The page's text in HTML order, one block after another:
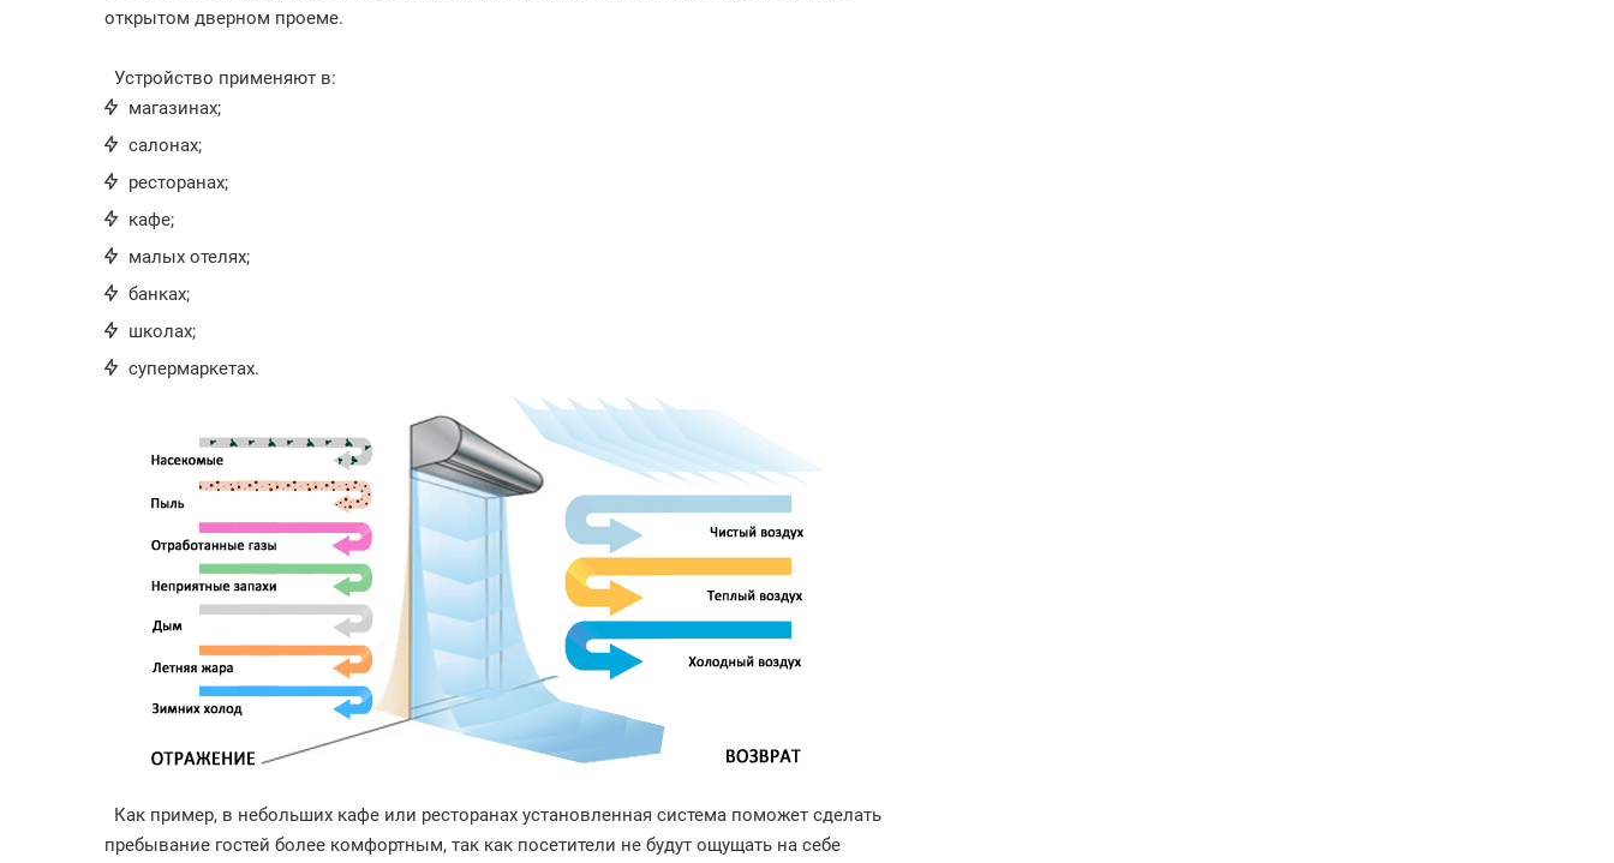
открытом дверном проеме.
Устройство применяют в:
магазинах;
салонах;
ресторанах;
кафе;
малых отелях;
банках;
школах;
супермаркетах.
Как пример, в небольших кафе или ресторанах установленная система поможет сделать
пребывание гостей более комфортным, так как посетители не будут ощущать на себе